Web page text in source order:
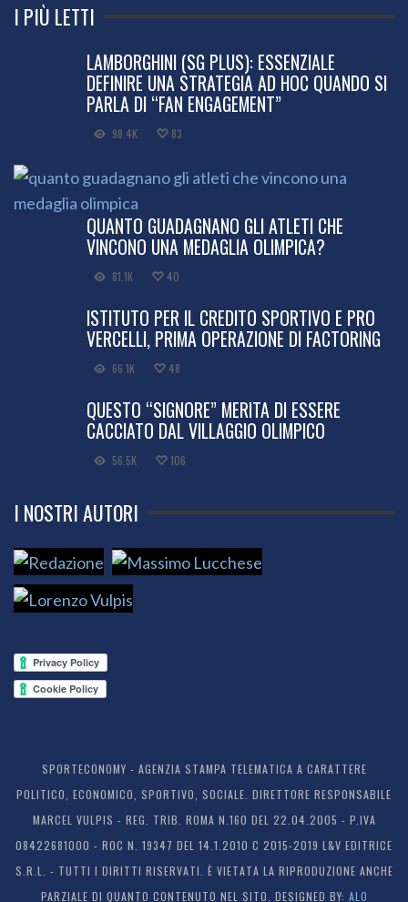
I PIÙ LETTI
LAMBORGHINI (SG PLUS): ESSENZIALE
DEFINIRE UNA STRATEGIA AD HOC QUANDO SI
PARLA DI “FAN ENGAGEMENT”
98.4K 83
QUANTO GUADAGNANO GLI ATLETI CHE
VINCONO UNA MEDAGLIA OLIMPICA?
81.1K 40
ISTITUTO PER IL CREDITO SPORTIVO E PRO
VERCELLI, PRIMA OPERAZIONE DI FACTORING
66.1K 48
QUESTO “SIGNORE” MERITA DI ESSERE
CACCIATO DAL VILLAGGIO OLIMPICO
56.5K 106
I NOSTRI AUTORI
SPORTECONOMY - AGENZIA STAMPA TELEMATICA A CARATTERE
POLITICO, ECONOMICO, SPORTIVO, SOCIALE. DIRETTORE RESPONSABILE
MARCEL VULPIS - REG. TRIB. ROMA N.160 DEL 22.04.2005 - P.IVA
08422681000 - ROC N. 19347 DEL 14.1.2010 C 2015-2019 L&V EDITRICE
S.R.L. - TUTTI I DIRITTI RISERVATI. È VIETATA LA RIPRODUZIONE ANCHE
PARZIALE DI QUANTO CONTENUTO NEL SITO. DESIGNED BY: ALO